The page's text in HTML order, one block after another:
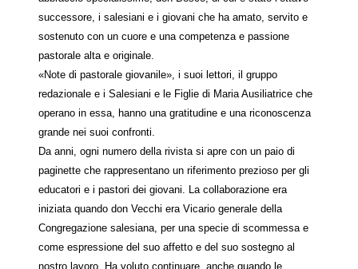
successore, i salesiani e i giovani che ha amato, servito e
sostenuto con un cuore e una competenza e passione
pastorale alta e originale.
«Note di pastorale giovanile», i suoi lettori, il gruppo
redazionale e i Salesiani e le Figlie di Maria Ausiliatrice che
operano in essa, hanno una gratitudine e una riconoscenza
grande nei suoi confronti.
Da anni, ogni numero della rivista si apre con un paio di
paginette che rappresentano un riferimento prezioso per gli
educatori e i pastori dei giovani. La collaborazione era
iniziata quando don Vecchi era Vicario generale della
Congregazione salesiana, per una specie di scommessa e
come espressione del suo affetto e del suo sostegno al
nostro lavoro. Ha voluto continuare, anche quando le